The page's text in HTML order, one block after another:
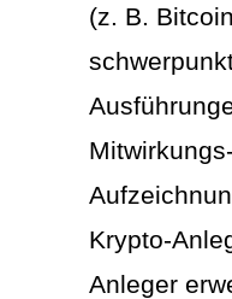
(z. B.
Krypto-
Anleger